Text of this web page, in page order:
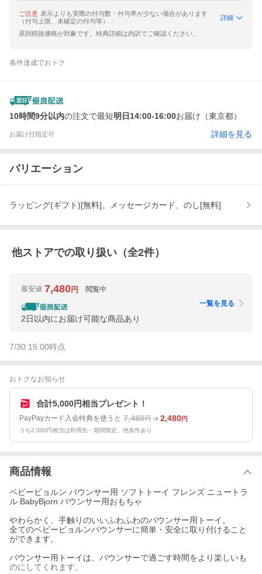
ご注意 表示よりも実際の付与数・付与率が少ない場合があります
（付与上限、未確定の付与等）
詳細
原則税抜価格が対象です。特典詳細は内訳でご確認ください。
条件達成でおトク
10時間9分以内の注文で最短明日14:00-16:00お届け（東京都）
お届け日指定可 詳細を見る
バリエーション
ラッピング(ギフト)[無料]、メッセージカード、のし[無料]
他ストアでの取り扱い（全2件）
最安値 7,480円 閲覧中
2日以内にお届け可能な商品あり
一覧を見る
7/30 15:00時点
おトクなお知らせ
合計5,000円相当プレゼント！
PayPayカード入会特典を使うと 7,480円 2,480円
うち2,000円相当は利用先・期間限定。他条件あり
商品情報
ベビービョルン バウンサー用 ソフトトーイ フレンズ ニュートラ
ル BabyBjorn バウンサー用おもちゃ
やわらかく、手触りのいいふわふわのバウンサー用トーイ。
全てのベビービョルンバウンサーに簡単・安全に取り付けること
ができます。
バウンサー用トーイは、バウンサーで過ごす時間をより楽しいも
のにしてくれます。